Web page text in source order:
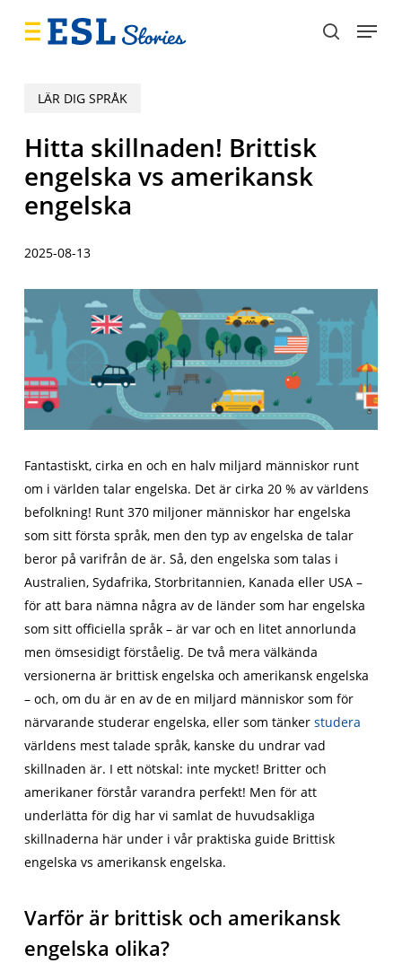
search
Menu
LÄR DIG SPRÅK
Hitta skillnaden! Brittisk
engelska vs amerikansk
engelska
2025-08-13
Fantastiskt, cirka en och en halv miljard människor runt
om i världen talar engelska. Det är cirka 20 % av världens
befolkning! Runt 370 miljoner människor har engelska
som sitt första språk, men den typ av engelska de talar
beror på varifrån de är. Så, den engelska som talas i
Australien, Sydafrika, Storbritannien, Kanada eller USA –
för att bara nämna några av de länder som har engelska
som sitt officiella språk – är var och en litet annorlunda
men ömsesidigt förståelig. De två mera välkända
versionerna är brittisk engelska och amerikansk engelska
– och, om du är en av de en miljard människor som för
närvarande studerar engelska, eller som tänker studera
världens mest talade språk, kanske du undrar vad
skillnaden är. I ett nötskal: inte mycket! Britter och
amerikaner förstår varandra perfekt! Men för att
underlätta för dig har vi samlat de huvudsakliga
skillnaderna här under i vår praktiska guide Brittisk
engelska vs amerikansk engelska.
Varför är brittisk och amerikansk
engelska olika?